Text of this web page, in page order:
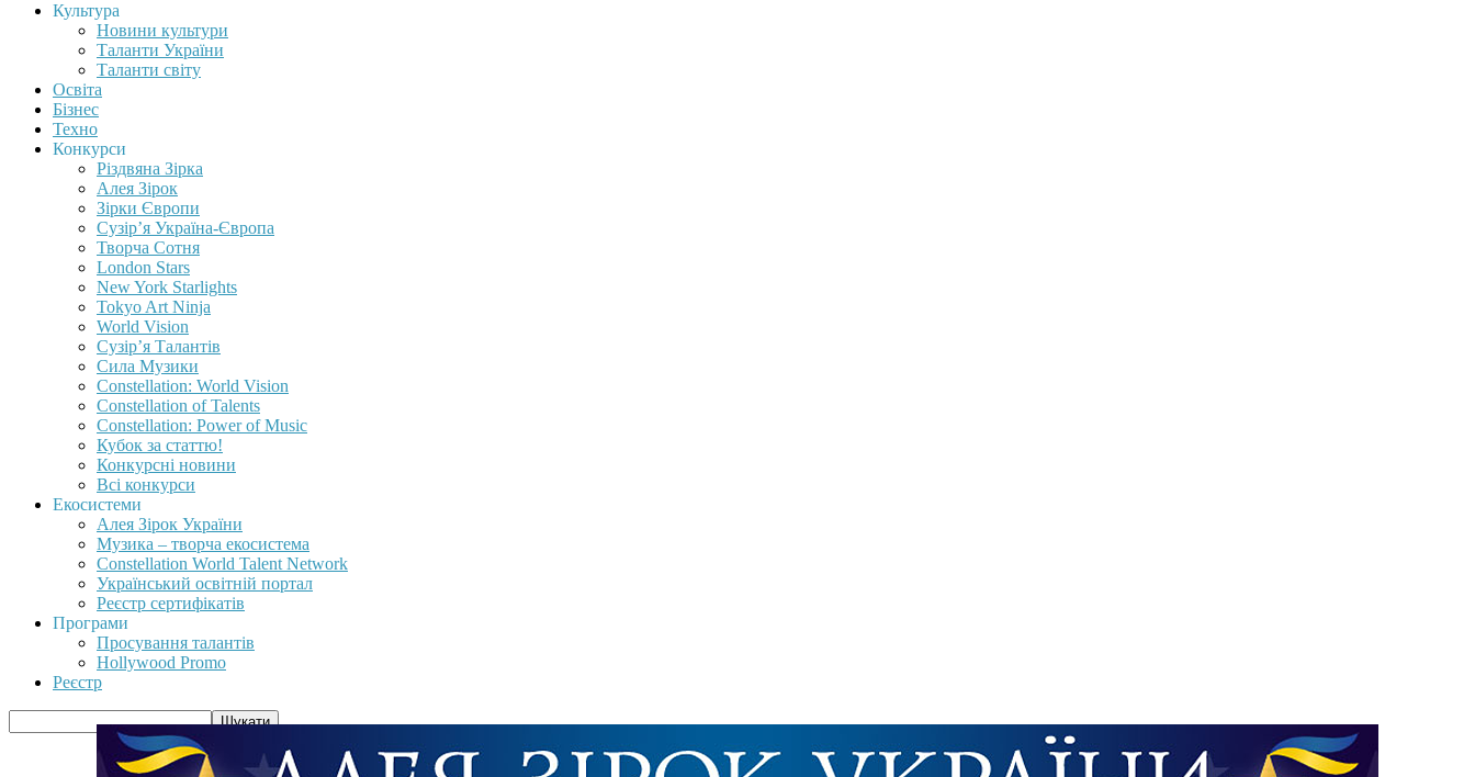
Культура
Новини культури
Таланти України
Таланти світу
Освіта
Бізнес
Техно
Конкурси
Різдвяна Зірка
Алея Зірок
Зірки Європи
Сузір’я Україна-Європа
Творча Сотня
London Stars
New York Starlights
Tokyo Art Ninja
World Vision
Сузір’я Талантів
Сила Музики
Constellation: World Vision
Constellation of Talents
Constellation: Power of Music
Кубок за статтю!
Конкурсні новини
Всі конкурси
Екосистеми
Алея Зірок України
Музика – творча екосистема
Constellation World Talent Network
Український освітній портал
Реєстр сертифікатів
Програми
Просування талантів
Hollywood Promo
Реєстр